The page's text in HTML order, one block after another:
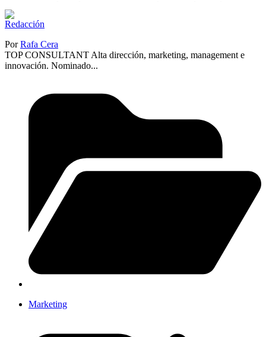
PorRafa Cera
TOP CONSULTANT Alta dirección, marketing, management e
innovación. Nominado...
Marketing